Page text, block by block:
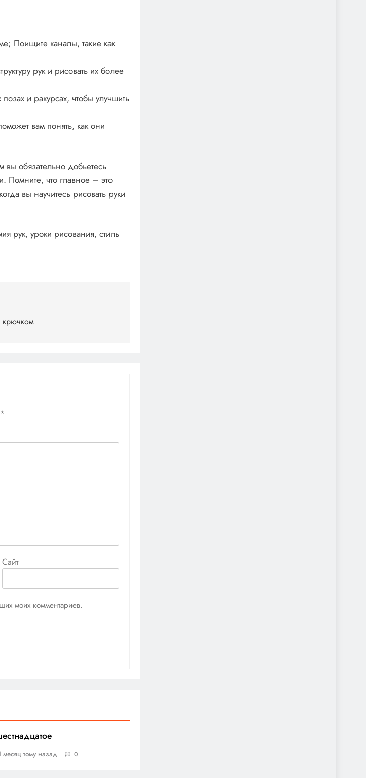
Поищите каналы, такие как
рук и рисовать их более
и ракурсах, чтобы улучшить
вам понять, как они
обязательно добьетесь
Помните, что главное – это
вы научитесь рисовать руки
рук, уроки рисования, стиль
крючком
*
Сайт
моих комментариев.
месяц тому назад 0